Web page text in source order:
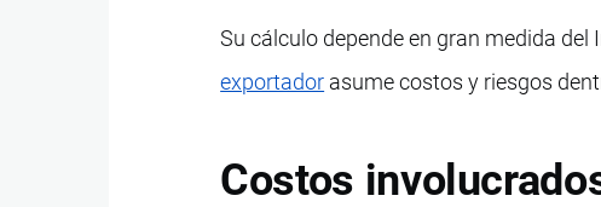
Su cálculo depende en gran medida
exportador asume costos y riesgos
Costos